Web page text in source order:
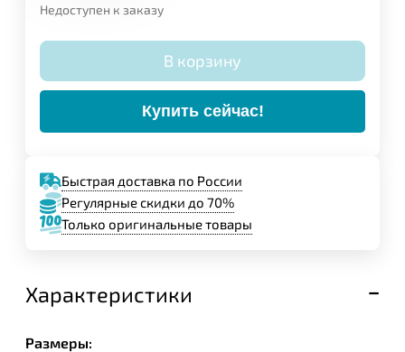
Недоступен к заказу
В корзину
Купить сейчас!
Быстрая доставка по России
Регулярные скидки до 70%
Только оригинальные товары
Характеристики
Размеры: